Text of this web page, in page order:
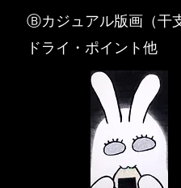
​Ⓑカジュアル版画（干
ドライ・ポイント他